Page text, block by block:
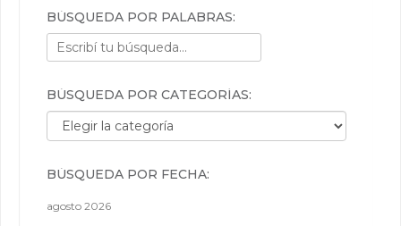
BÚSQUEDA POR PALABRAS:
BÚSQUEDA POR CATEGORÍAS:
Búsqueda por categorías:
BÚSQUEDA POR FECHA:
agosto 2026